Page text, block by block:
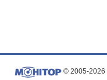
© 2005-2026